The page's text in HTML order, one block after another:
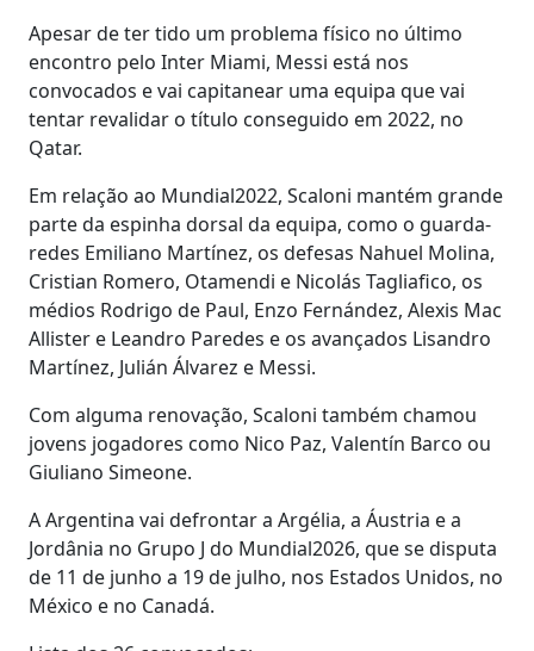
Apesar de ter tido um problema físico no último
encontro pelo Inter Miami, Messi está nos
convocados e vai capitanear uma equipa que vai
tentar revalidar o título conseguido em 2022, no
Qatar.
Em relação ao Mundial2022, Scaloni mantém grande
parte da espinha dorsal da equipa, como o guarda-
redes Emiliano Martínez, os defesas Nahuel Molina,
Cristian Romero, Otamendi e Nicolás Tagliafico, os
médios Rodrigo de Paul, Enzo Fernández, Alexis Mac
Allister e Leandro Paredes e os avançados Lisandro
Martínez, Julián Álvarez e Messi.
Com alguma renovação, Scaloni também chamou
jovens jogadores como Nico Paz, Valentín Barco ou
Giuliano Simeone.
A Argentina vai defrontar a Argélia, a Áustria e a
Jordânia no Grupo J do Mundial2026, que se disputa
de 11 de junho a 19 de julho, nos Estados Unidos, no
México e no Canadá.